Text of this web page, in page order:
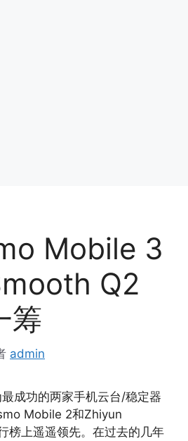
Mobile 3
Q2
筹
admin
成功的两家手机云台/稳定器
Mobile 2和Zhiyun
榜上遥遥领先。在过去的几年